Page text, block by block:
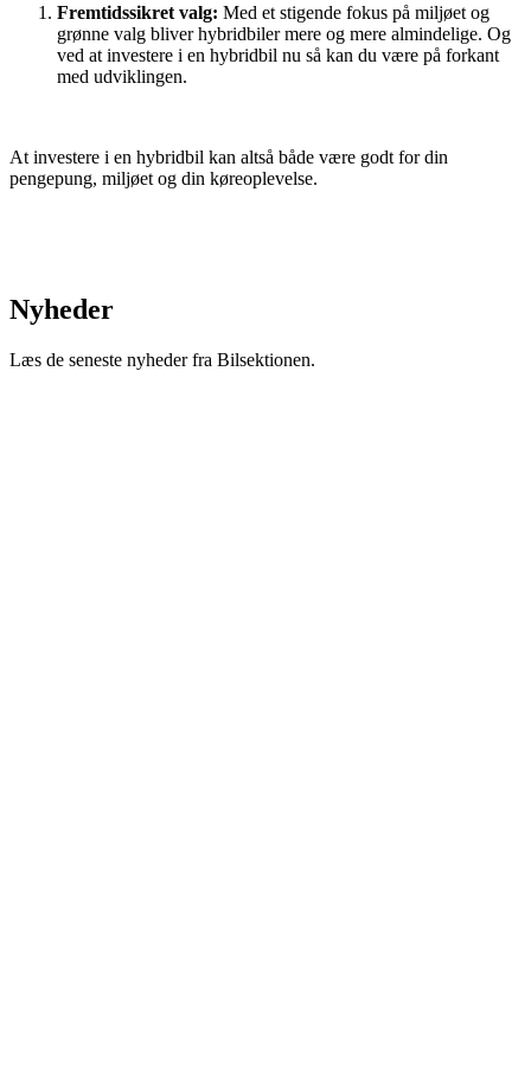
Fremtidssikret valg: Med et stigende fokus på miljøet og
grønne valg bliver hybridbiler mere og mere almindelige. Og
ved at investere i en hybridbil nu så kan du være på forkant
med udviklingen.
At investere i en hybridbil kan altså både være godt for din
pengepung, miljøet og din køreoplevelse.
Nyheder
Læs de seneste nyheder fra Bilsektionen.